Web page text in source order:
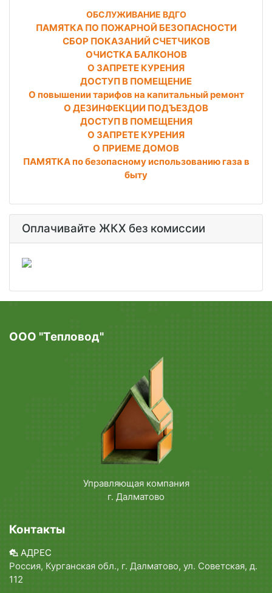
ОБСЛУЖИВАНИЕ ВДГО
ПАМЯТКА ПО ПОЖАРНОЙ БЕЗОПАСНОСТИ
СБОР ПОКАЗАНИЙ СЧЕТЧИКОВ
ОЧИСТКА БАЛКОНОВ
О ЗАПРЕТЕ КУРЕНИЯ
ДОСТУП В ПОМЕЩЕНИЕ
О повышении тарифов на капитальный ремонт
О ДЕЗИНФЕКЦИИ ПОДЪЕЗДОВ
ДОСТУП В ПОМЕЩЕНИЯ
О ЗАПРЕТЕ КУРЕНИЯ
О ПРИЕМЕ ДОМОВ
ПАМЯТКА по безопасному использованию газа в
быту
Оплачивайте ЖКХ без комиссии
ООО "Тепловод"
Управляющая компания
г. Далматово
Контакты
АДРЕС
Россия, Курганская обл., г. Далматово, ул. Советская, д.
112